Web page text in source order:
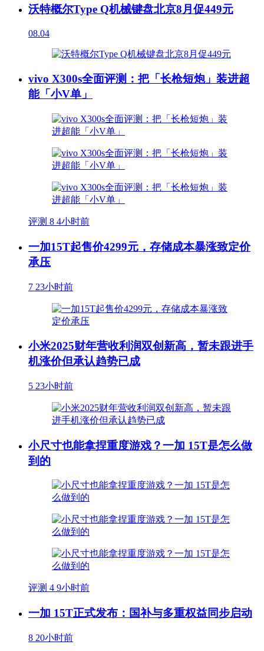
沃特概尔Type Q机械键盘北京8月促449元
08.04
vivo X300s全面评测：把「长枪短炮」装进超
能「小V单」
评测 8 4小时前
一加15T起售价4299元，存储成本暴涨致定价
承压
7 23小时前
小米2025财年营收利润双创新高，暂未跟进手
机涨价但承认趋势已成
5 23小时前
小尺寸也能拿捏重度游戏？一加 15T是怎么做
到的
评测 4 9小时前
一加 15T正式发布：国补与多重权益同步启动
8 20小时前